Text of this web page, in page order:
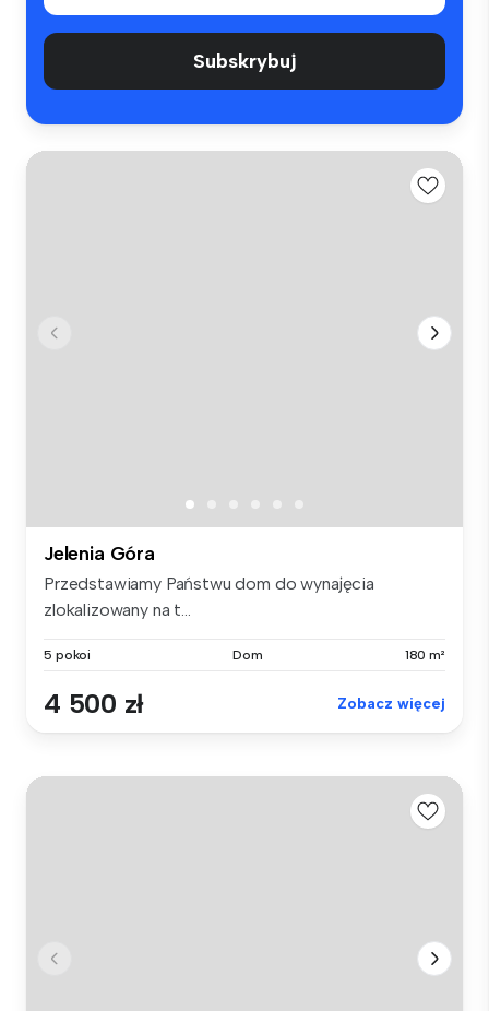
Subskrybuj
Jelenia Góra
Przedstawiamy Państwu dom do wynajęcia
zlokalizowany na t...
5 pokoi Dom 180 m²
4 500 zł Zobacz więcej